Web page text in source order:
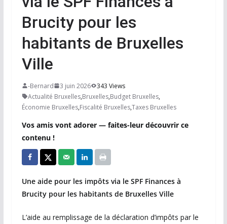
Brucity pour les
habitants de Bruxelles
Ville
-Bernard 3 juin 2026
343 Views
Actualité Bruxelles,Bruxelles,Budget Bruxelles,
Économie Bruxelles,Fiscalité Bruxelles,Taxes Bruxelles
Vos amis vont adorer — faites-leur découvrir ce
contenu !
Une aide pour les impôts via le SPF Finances à
Brucity pour les habitants de Bruxelles Ville
L’aide au remplissage de la déclaration d’impôts par le